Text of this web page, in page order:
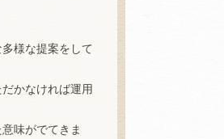
様な提案をして
かなければ運用
味がでてきま